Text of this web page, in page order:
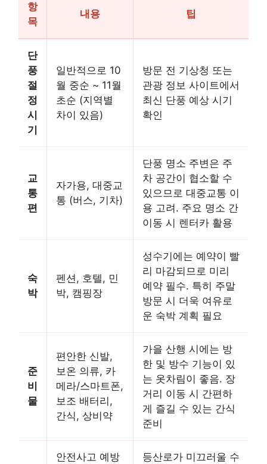
항
목
내용 팁
단
풍
절
정
시
기
일반적으로 10
월 중순 ~ 11월
초순 (지역별
차이 있음)
방문 전 기상청 또는
관광 정보 사이트에서
최신 단풍 예상 시기
확인
교
통
편
자가용, 대중교
통 (버스, 기차)
단풍 명소 주변은 주
차 공간이 협소할 수
있으므로 대중교통 이
용 고려. 주요 명소 간
이동 시 렌터카 활용
숙
박
펜션, 호텔, 민
박, 캠핑장
성수기에는 예약이 빨
리 마감되므로 미리
예약 필수. 특히 주말
방문 시 더욱 여유로
운 숙박 계획 필요
준
비
물
편안한 신발,
보온 의류, 카
메라/스마트폰,
보조 배터리,
간식, 상비약
가을 산행 시에는 방
한 및 방수 기능이 있
는 옷차림이 좋음. 장
거리 이동 시 간편하
게 즐길 수 있는 간식
준비
안전사고 예방
등산로가 미끄러울 수